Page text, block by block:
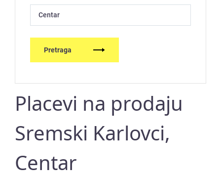
Centar
Pretraga
Placevi na prodaju
Sremski Karlovci,
Centar